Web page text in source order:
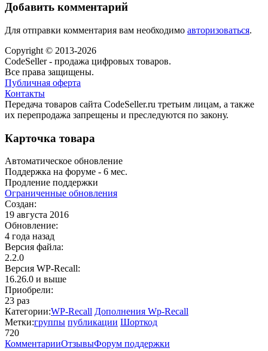
Добавить комментарий
Для отправки комментария вам необходимо авторизоваться.
Copyright © 2013-2026
CodeSeller - продажа цифровых товаров.
Все права защищены.
Публичная оферта
Контакты
Передача товаров сайта CodeSeller.ru третьим лицам, а также
их перепродажа запрещены и преследуются по закону.
Карточка товара
Автоматическое обновление
Поддержка на форуме - 6 мес.
Продление поддержки
Oграниченные обновления
Создан:
19 августа 2016
Обновление:
4 года назад
Версия файла:
2.2.0
Версия WP‑Recall:
16.26.0 и выше
Приобрели:
23 раз
Категории:WP-Recall Дополнения Wp-Recall
Метки:группы публикации Шорткод
720
КомментарииОтзывыФорум поддержки